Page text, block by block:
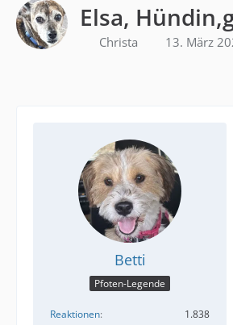
Elsa,
Christa 13. März
Betti
Pfoten-Legende
Reaktionen
1.838